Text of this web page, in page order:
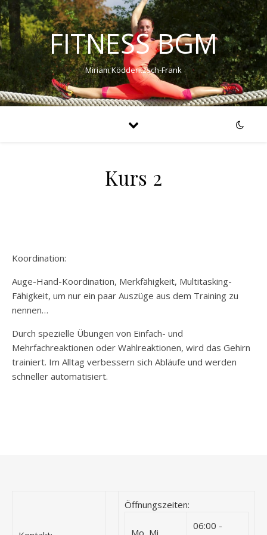
FITNESS BGM
Miriam Ködderitzsch-Frank
Kurs 2
Koordination:
Auge-Hand-Koordination, Merkfähigkeit, Multitasking-
Fähigkeit, um nur ein paar Auszüge aus dem Training zu
nennen…
Durch spezielle Übungen von Einfach- und
Mehrfachreaktionen oder Wahlreaktionen, wird das Gehirn
trainiert. Im Alltag verbessern sich Abläufe und werden
schneller automatisiert.
Öffnungszeiten:
Mo, Mi
06:00 -